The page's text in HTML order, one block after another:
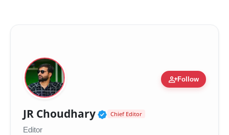
person_addFollow
JR Choudhary Verified Public Figure
Chief Editor
Editor